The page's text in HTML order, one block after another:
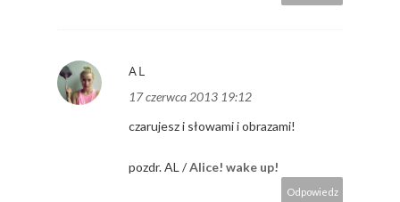
AL
17 czerwca 2013 19:12
czarujesz i słowami i obrazami!
pozdr. AL /Alice! wake up!
Odpowiedz